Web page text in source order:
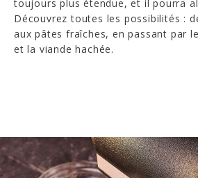
toujours plus étendue, et il pourra
Découvrez toutes les possibilités :
aux pâtes fraîches, en passant par
et la viande hachée.